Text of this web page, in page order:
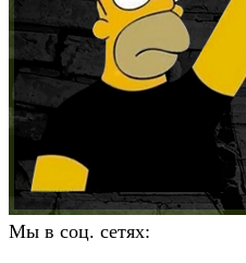
Мы в соц. сетях: